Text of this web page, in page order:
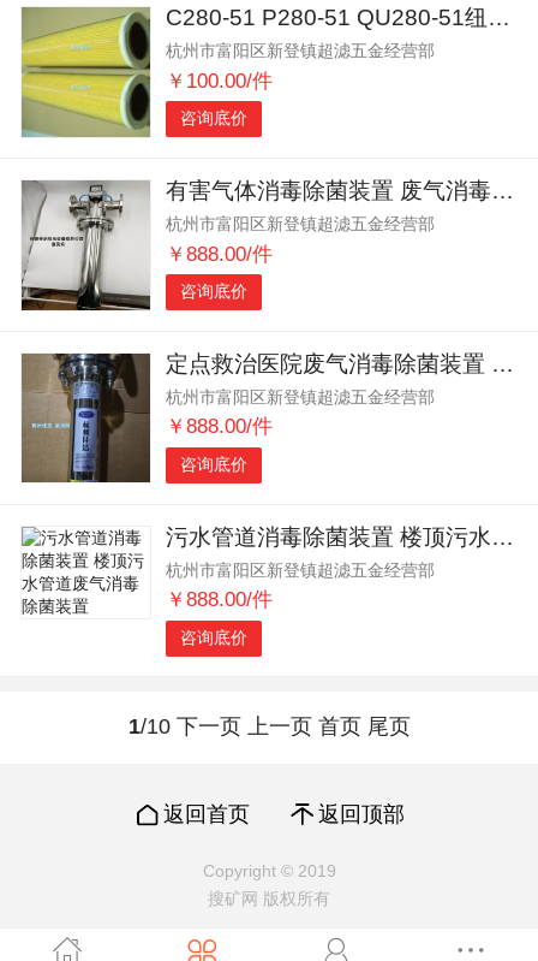
C280-51 P280-51 QU280-51纽曼泰克滤芯
杭州市富阳区新登镇超滤五金经营部
￥100.00/件
咨询底价
有害气体消毒除菌装置 废气消毒除菌装置
杭州市富阳区新登镇超滤五金经营部
￥888.00/件
咨询底价
定点救治医院废气消毒除菌装置 净化消毒装置 废气消毒除菌装置
杭州市富阳区新登镇超滤五金经营部
￥888.00/件
咨询底价
污水管道消毒除菌装置 楼顶污水管道废气消毒除菌装置
杭州市富阳区新登镇超滤五金经营部
￥888.00/件
咨询底价
1/10 下一页 上一页 首页 尾页
返回首页 返回顶部
Copyright © 2019
搜矿网 版权所有